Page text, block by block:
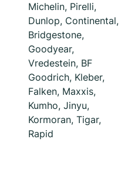
Michelin, Pirelli,
Dunlop, Continental,
Bridgestone,
Goodyear,
Vredestein, BF
Goodrich, Kleber,
Falken, Maxxis,
Kumho, Jinyu,
Kormoran, Tigar,
Rapid